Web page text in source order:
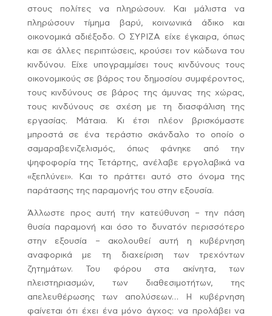
στους πολίτες να πληρώσουν. Και μάλιστα να
πληρώσουν τίμημα βαρύ, κοινωνικά άδικο και
οικονομικά αδιέξοδο. Ο ΣΥΡΙΖΑ είχε έγκαιρα, όπως
και σε άλλες περιπτώσεις, κρούσει τον κώδωνα του
κινδύνου. Είχε υπογραμμίσει τους κινδύνους τους
οικονομικούς σε βάρος του δημοσίου συμφέροντος,
τους κινδύνους σε βάρος της άμυνας της χώρας,
τους κινδύνους σε σχέση με τη διασφάλιση της
εργασίας. Μάταια. Κι έτσι πλέον βρισκόμαστε
μπροστά σε ένα τεράστιο σκάνδαλο το οποίο ο
σαμαραβενιζελισμός, όπως φάνηκε από την
ψηφοφορία της Τετάρτης, ανέλαβε εργολαβικά να
«ξεπλύνει». Και το πράττει αυτό στο όνομα της
παράτασης της παραμονής του στην εξουσία.
Άλλωστε προς αυτή την κατεύθυνση – την πάση
θυσία παραμονή και όσο το δυνατόν περισσότερο
στην εξουσία – ακολουθεί αυτή η κυβέρνηση
αναφορικά με τη διαχείριση των τρεχόντων
ζητημάτων. Του φόρου στα ακίνητα, των
πλειστηριασμών, των διαθεσιμοτήτων, της
απελευθέρωσης των απολύσεων… Η κυβέρνηση
φαίνεται ότι έχει ένα μόνο άγχος: να προλάβει να